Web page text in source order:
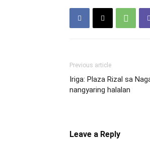
Previous article
Iriga: Plaza Rizal sa
nangyaring halalan
Leave a Reply